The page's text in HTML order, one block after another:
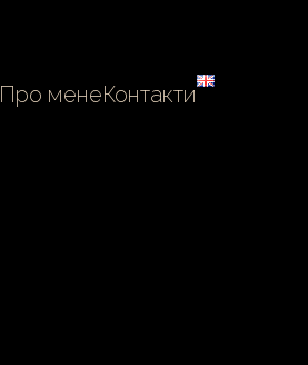
Про менеКонтакти